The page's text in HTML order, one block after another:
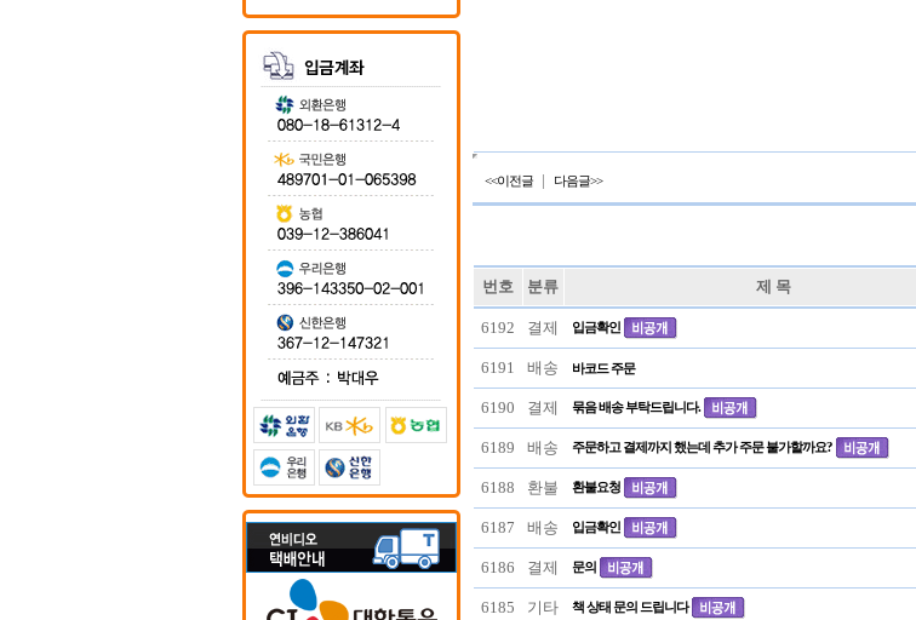
<<이전글 | 다음글>>
번호 분류 제 목
6192 결제 입금확인
6191 배송 바코드 주문
6190 결제 묶음 배송 부탁드립니다.
6189 배송 주문하고 결제까지 했는데 추가 주문 불가할까요?
6188 환불 환불요청
6187 배송 입금확인
6186 결제 문의
6185 기타 책 상태 문의 드립니다